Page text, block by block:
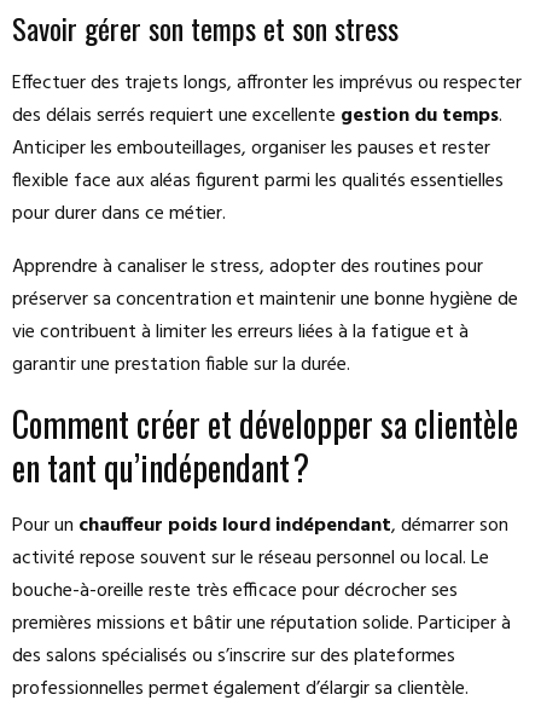
Savoir gérer son temps et son stress
Effectuer des trajets longs, affronter les imprévus ou respecter
des délais serrés requiert une excellente gestion du temps.
Anticiper les embouteillages, organiser les pauses et rester
flexible face aux aléas figurent parmi les qualités essentielles
pour durer dans ce métier.
Apprendre à canaliser le stress, adopter des routines pour
préserver sa concentration et maintenir une bonne hygiène de
vie contribuent à limiter les erreurs liées à la fatigue et à
garantir une prestation fiable sur la durée.
Comment créer et développer sa clientèle
en tant qu’indépendant ?
Pour un chauffeur poids lourd indépendant, démarrer son
activité repose souvent sur le réseau personnel ou local. Le
bouche-à-oreille reste très efficace pour décrocher ses
premières missions et bâtir une réputation solide. Participer à
des salons spécialisés ou s’inscrire sur des plateformes
professionnelles permet également d’élargir sa clientèle.